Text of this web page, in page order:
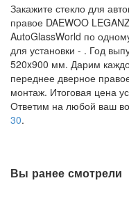
Закажите стекло для
правое DAEWOO
AutoGlassWorld по
для установки - . Год
520x900 мм. Дарим
переднее дверное
монтаж. Итоговая цена
Ответим на любой ваш
30.
Вы ранее смотрели